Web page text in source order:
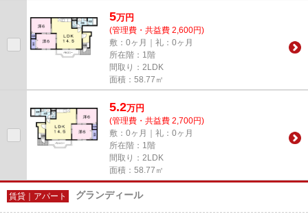
5万円
(管理費・共益費 2,600円)
敷：0ヶ月｜礼：0ヶ月
所在階：1階
間取り：2LDK
面積：58.77㎡
5.2万円
(管理費・共益費 2,700円)
敷：0ヶ月｜礼：0ヶ月
所在階：1階
間取り：2LDK
面積：58.77㎡
賃貸｜アパート グランディール